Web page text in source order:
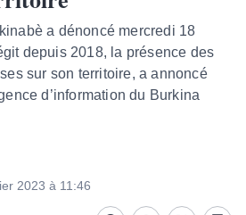
a dénoncé mercredi 18
depuis 2018, la présence des
sur son territoire, a annoncé
d’information du Burkina
2023 à 11:46